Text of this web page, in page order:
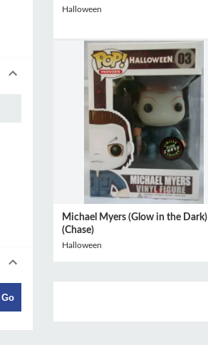
Go
Halloween
Michael Myers (Glow in the Dark)
(Chase)
Halloween